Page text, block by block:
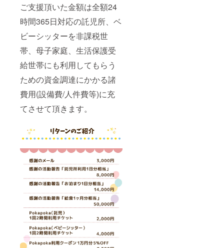
ご支援頂いた金額は全額24
時間365日対応の託児所、ベ
ビーシッターを非課税世
帯、母子家庭、生活保護受
給世帯にも利用してもらう
ための資金調達にかかる諸
費用(設備費/人件費等)に充
てさせて頂きます。